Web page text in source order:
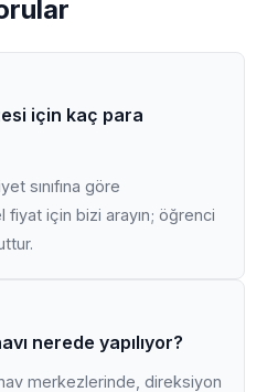
için kaç para
sınıfına göre
için bizi arayın; öğrenci
nerede yapılıyor?
merkezlerinde, direksiyon